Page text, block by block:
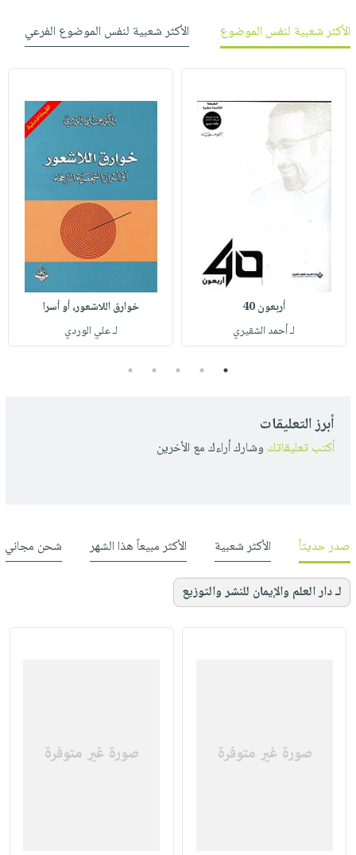
الأكثر شعبية لنفس الموضوع
الأكثر شعبية لنفس الموضوع الفرعي
أربعون 40
لـ أحمد الشقيري
خوارق اللاشعور، أو أسرا
لـ علي الوردي
1
2
3
4
5
أبرز التعليقات
أكتب تعليقاتك وشارك أراءك مع الأخرين
صدر حديثاً الأكثر شعبية الأكثر مبيعاً هذا الشهر شحن مجاني
لـ دار العلم والإيمان للنشر والتوزيع